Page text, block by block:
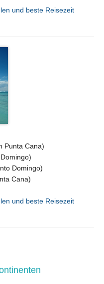
und beste Reisezeit
Punta Cana)
Domingo)
Cana)
und beste Reisezeit